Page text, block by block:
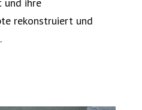
rekonstruiert und